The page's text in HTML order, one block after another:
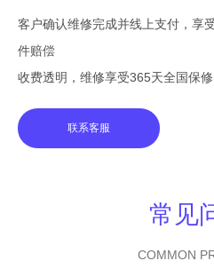
客户确认维修完成并线上支付，享
件赔偿
收费透明，维修享受365天全国保修
联系客服
常见
COMMON